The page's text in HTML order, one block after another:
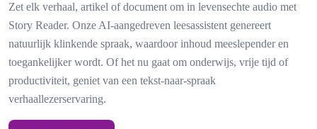
Zet elk verhaal, artikel of document om in levensechte audio met
Story Reader. Onze AI-aangedreven leesassistent genereert
natuurlijk klinkende spraak, waardoor inhoud meeslepender en
toegankelijker wordt. Of het nu gaat om onderwijs, vrije tijd of
productiviteit, geniet van een tekst-naar-spraak
verhaallezerservaring.